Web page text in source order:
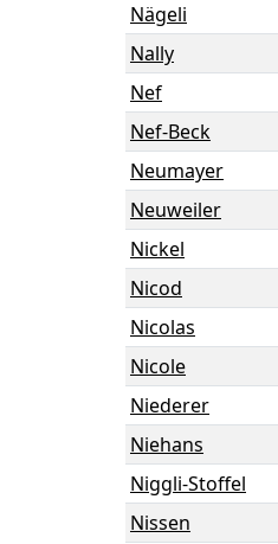
Nägeli
Nally
Nef
Nef-Beck
Neumayer
Neuweiler
Nickel
Nicod
Nicolas
Nicole
Niederer
Niehans
Niggli-Stoffel
Nissen